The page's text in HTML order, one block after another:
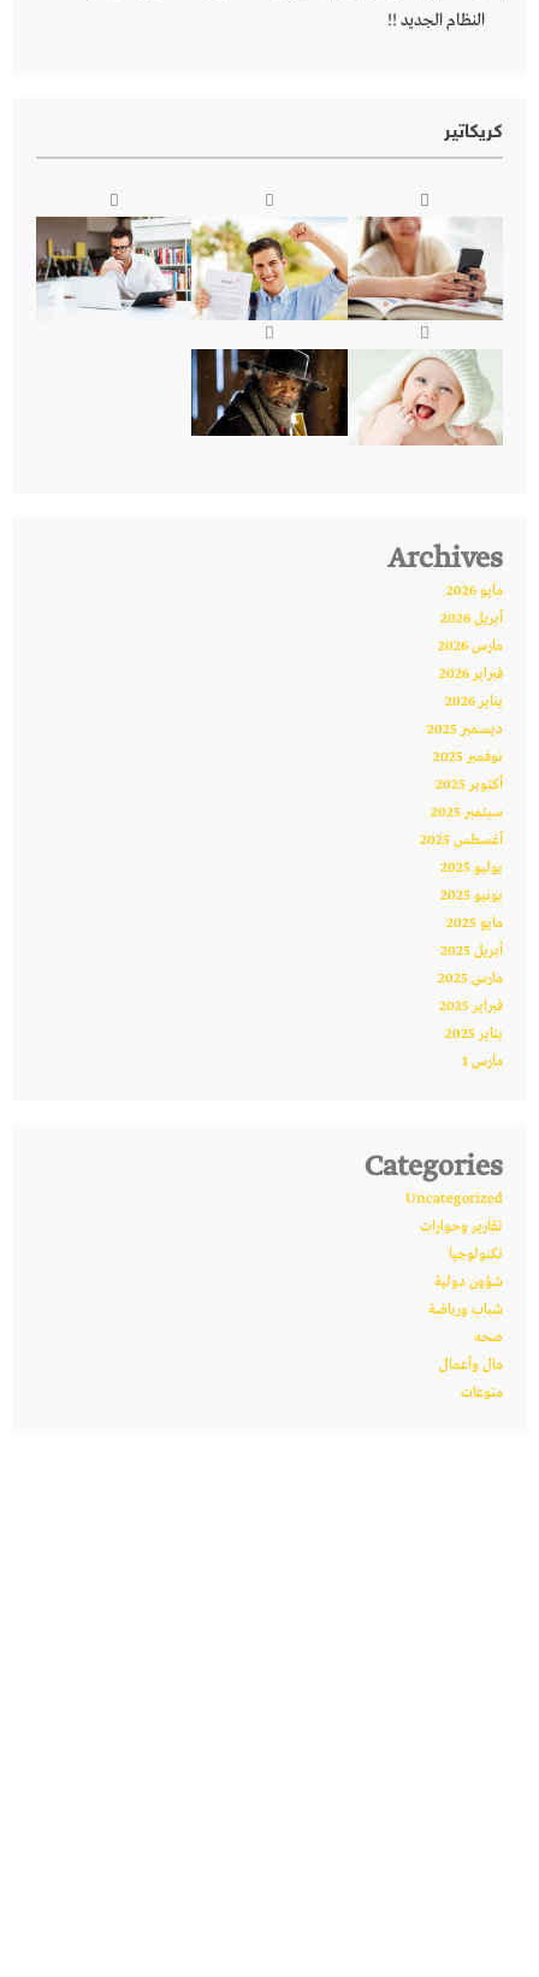
النظام الجديد !!
كريكاتير
Archives
مايو 2026
أبريل 2026
مارس 2026
فبراير 2026
يناير 2026
ديسمبر 2025
نوفمبر 2025
أكتوبر 2025
سبتمبر 2025
أغسطس 2025
يوليو 2025
يونيو 2025
مايو 2025
أبريل 2025
مارس 2025
فبراير 2025
يناير 2025
مارس 1
Categories
Uncategorized
تقارير وحوارات
تكنولوجيا
شؤون دولية
شباب ورياضة
صحه
مال وأعمال
منوعات